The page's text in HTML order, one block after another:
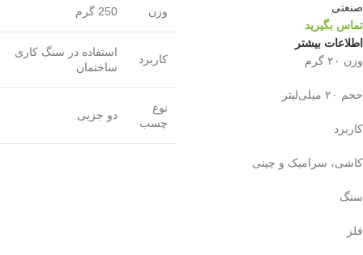
صنعتی
تماس بگیرید
اطلاعات بیشتر
وزن ۲۰ گرم
حجم ۲۰ میلی‌لیتر
کاربرد
کاشی، سرامیک و چینی
سنگ
فلز
وزن 250 گرم
کاربرد
استفاده در سنگ کاری
ساختمان
نوع
چسب
دو جزیی